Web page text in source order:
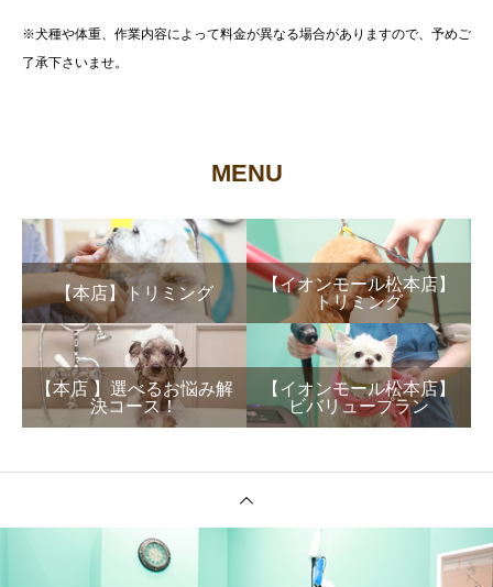
※犬種や体重、作業内容によって料金が異なる場合がありますので、予めご
了承下さいませ。
MENU
【本店】トリミング
【イオンモール松本店】
トリミング
【本店 】選べるお悩み解
決コース！
【イオンモール松本店】
ビバリュープラン